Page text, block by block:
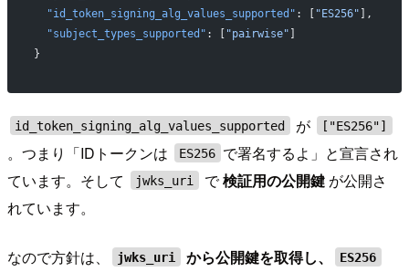
  "id_token_signing_alg_values_supported"
: [ "ES256" ],
  "subject_types_supported"
: [ "pairwise" ]
}
id_token_signing_alg_values_supported が ["ES256"]
。つまり「IDトークンは ES256 で署名するよ」と宣言され
ています。そして
jwks_uri で検証用の公開鍵 が公開さ
れています。
なので方針は、 jwks_uri から公開鍵を取得し、 ES256